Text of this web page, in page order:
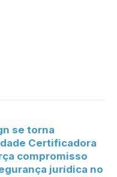
se torna
Certificadora
compromisso
jurídica no